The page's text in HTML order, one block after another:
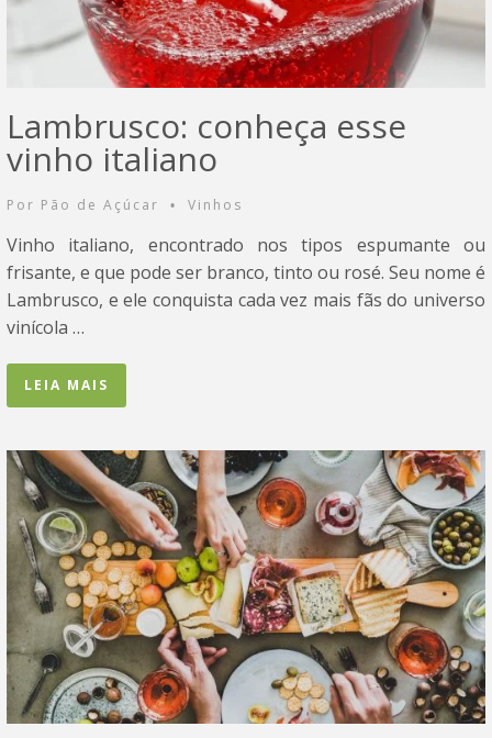
Lambrusco: conheça esse
vinho italiano
Por Pão de Açúcar • Vinhos
Vinho italiano, encontrado nos tipos espumante ou
frisante, e que pode ser branco, tinto ou rosé. Seu nome é
Lambrusco, e ele conquista cada vez mais fãs do universo
vinícola …
LEIA MAIS